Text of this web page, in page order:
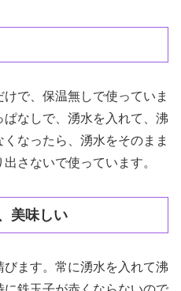
で、保温無しで使っていま
なしで、湧水を入れて、沸
なったら、湧水をそのまま
さないで使っています。
美味しい
ます。常に湧水を入れて沸